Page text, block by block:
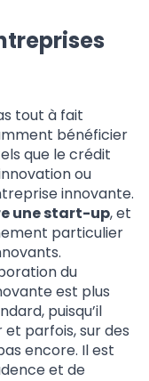
tout à fait
bénéficier
que le crédit
ou
innovante.
une start-up, et
particulier
du
est plus
puisqu’il
parfois, sur des
encore. Il est
et de